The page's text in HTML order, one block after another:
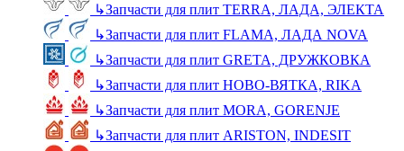
↳Запчасти для плит TERRA, ЛАДА, ЭЛЕКТА
↳Запчасти для плит FLAMA, ЛАДА NOVA
↳Запчасти для плит GRETA, ДРУЖКОВКА
↳Запчасти для плит НОВО-ВЯТКА, RIKA
↳Запчасти для плит MORA, GORENJE
↳Запчасти для плит ARISTON, INDESIT